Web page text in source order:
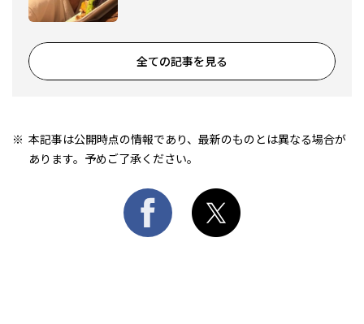
全ての記事を見る
本記事は公開時点の情報であり、最新のものとは異なる場合が
あります。予めご了承ください。